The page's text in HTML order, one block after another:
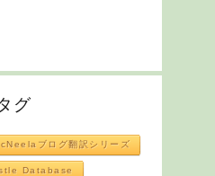
グ
ブログ翻訳シリーズ
Database